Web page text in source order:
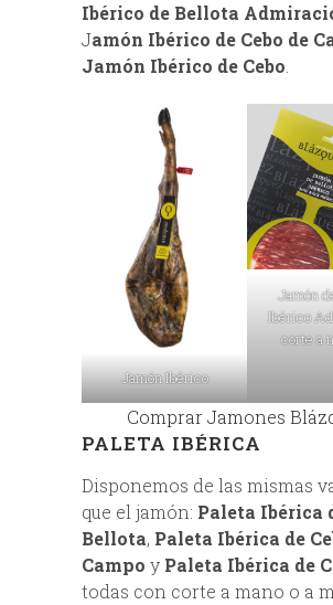
Ibérico de Bellota
Jamón Ibérico de Cebo de
Jamón Ibérico de Cebo.
Jamón Ibérico
Jamón
Ibérico
corte a
Comprar Jamones
PALETA IBÉRICA
Disponemos de las mismas
que el jamón: Paleta Ibérica
Bellota, Paleta Ibérica de
Campo y Paleta Ibérica de
todas con corte a mano o a